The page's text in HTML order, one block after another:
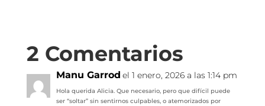
2 Comentarios
Manu Garrod el 1 enero, 2026 a las 1:14 pm
Hola querida Alicia. Que necesario, pero que difícil puede
ser “soltar” sin sentirnos culpables, o atemorizados por